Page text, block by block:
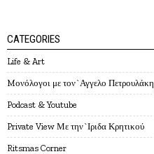
CATEGORIES
Life & Art
Mονόλογοι με τον`Αγγελο Πετρουλάκη
Podcast & Youtube
Private View Με την`Ιριδα Κρητικού
Ritsmas Corner